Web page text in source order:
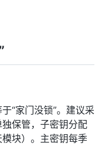
“家门没锁”。建议采
保管，子密钥分配
块）。主密钥每季